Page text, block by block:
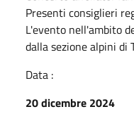
Presenti consiglieri
L'evento nell'ambito
dalla sezione alpini di
Data :
20 dicembre 2024